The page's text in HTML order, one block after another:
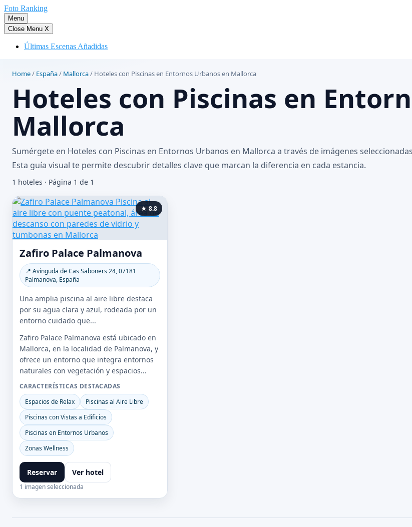
Saltar
al
contenido
Foto Ranking
Menu
Close Menu X
Últimas Escenas Añadidas
Home/ España/ Mallorca/ Hoteles con Piscinas en Entornos Urbanos en Mallorca
Hoteles con Piscinas en
Mallorca
Sumérgete en Hoteles con Piscinas en Entornos Urbanos en Mallorca a través de imágenes
Esta guía visual te permite descubrir detalles clave que marcan la diferencia en cada estancia.
1 hoteles · Página 1 de 1
★ 8.8
Zafiro Palace Palmanova
📍 Avinguda de Cas Saboners 24, 07181
Palmanova, España
Una amplia piscina al aire libre destaca
por su agua clara y azul, rodeada por un
entorno cuidado que...
Zafiro Palace Palmanova está ubicado en
Mallorca, en la localidad de Palmanova, y
ofrece un entorno que integra entornos
naturales con vegetación y espacios...
CARACTERÍSTICAS DESTACADAS
Espacios de Relax
Piscinas al Aire Libre
Piscinas con Vistas a Edificios
Piscinas en Entornos Urbanos
Zonas Wellness
Reservar Ver hotel
1 imagen seleccionada